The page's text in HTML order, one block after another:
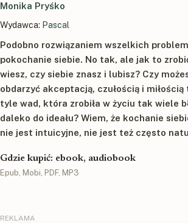
Monika Pryśko
Wydawca: Pascal
Podobno rozwiązaniem wszelkich
pokochanie siebie. No tak, ale jak to
wiesz, czy siebie znasz i lubisz? Czy
obdarzyć akceptacją, czułością i
tyle wad, która zrobiła w życiu tak wiele
daleko do ideału? Wiem, że kochanie
nie jest intuicyjne, nie jest też często
Gdzie kupić: ebook, audiobook
Epub, Mobi, PDF, MP3